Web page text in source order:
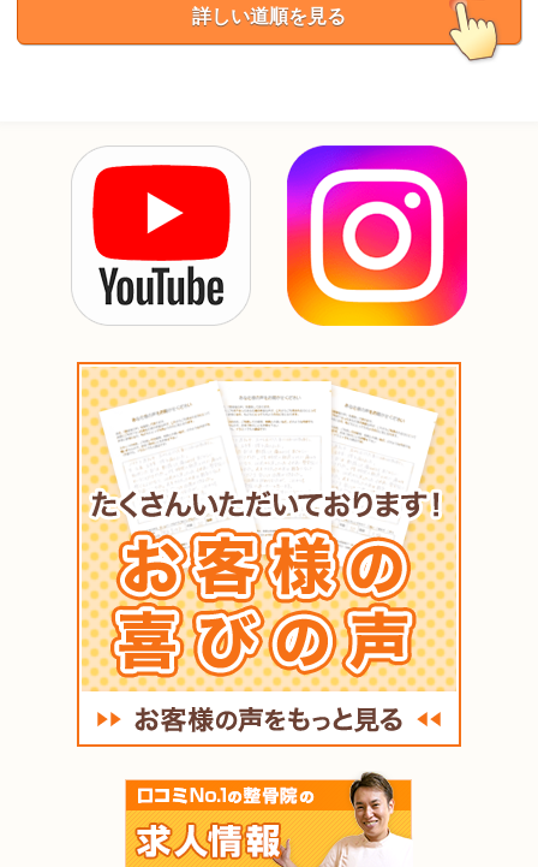
詳しい道順を見る